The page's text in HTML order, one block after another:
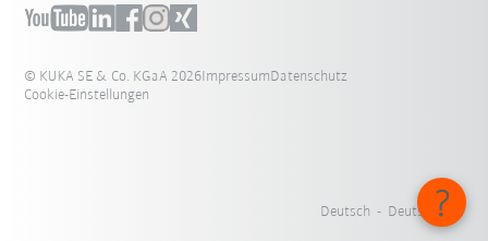
© KUKA SE & Co. KGaA 2026ImpressumDatenschutz
Cookie-Einstellungen
Deutsch - Deutschland